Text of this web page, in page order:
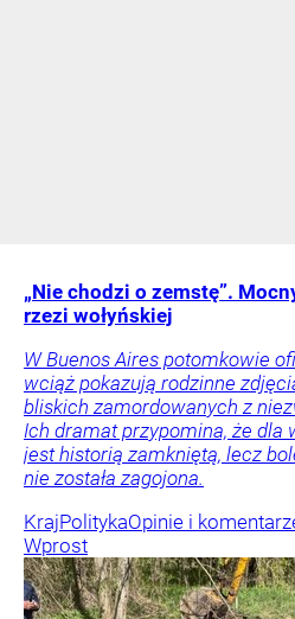
„Nie chodzi o zemstę”.
rzezi wołyńskiej
W Buenos Aires potomkowie
wciąż pokazują rodzinne
bliskich zamordowanych z
Ich dramat przypomina, że dla
jest historią zamkniętą, lecz
nie została zagojona.
KrajPolitykaOpinie i
Wprost